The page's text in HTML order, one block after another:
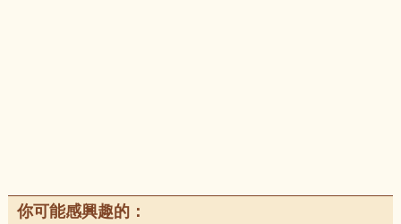
你可能感興趣的：